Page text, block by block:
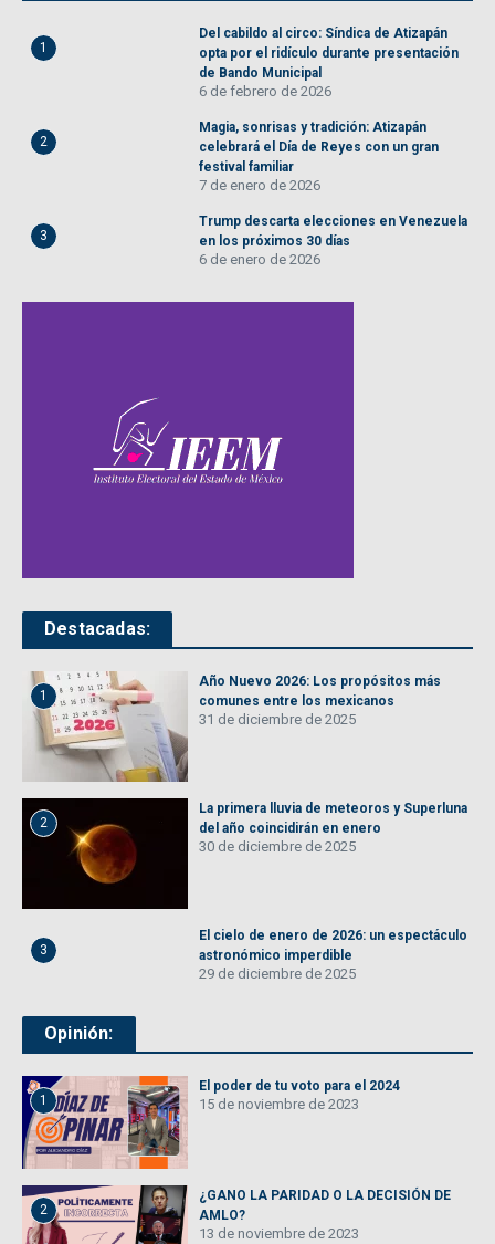
1
Del cabildo al circo: Síndica de Atizapán
opta por el ridículo durante presentación
de Bando Municipal
6 de febrero de 2026
2
Magia, sonrisas y tradición: Atizapán
celebrará el Día de Reyes con un gran
festival familiar
7 de enero de 2026
3
Trump descarta elecciones en Venezuela
en los próximos 30 días
6 de enero de 2026
Destacadas:
1
Año Nuevo 2026: Los propósitos más
comunes entre los mexicanos
31 de diciembre de 2025
2
La primera lluvia de meteoros y Superluna
del año coincidirán en enero
30 de diciembre de 2025
3
El cielo de enero de 2026: un espectáculo
astronómico imperdible
29 de diciembre de 2025
Opinión:
1
El poder de tu voto para el 2024
15 de noviembre de 2023
2
¿GANO LA PARIDAD O LA DECISIÓN DE
AMLO?
13 de noviembre de 2023